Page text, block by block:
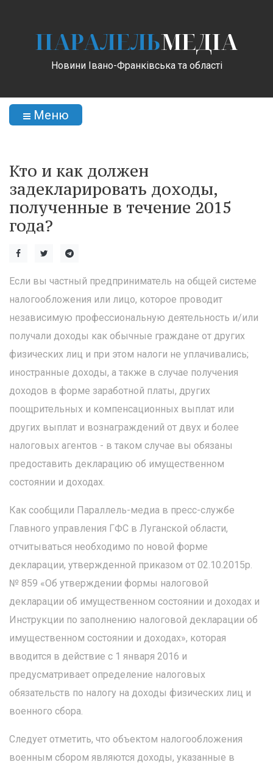
ПАРАЛЕЛЬМЕДІА
Новини Івано-Франківська та області
Меню
Кто и как должен
задекларировать доходы,
полученные в течение 2015
года?
Если вы частный предприниматель на общей системе
налогообложения или лицо, которое проводит
независимую профессиональную деятельность и/или
получали доходы как обычные граждане от других
физических лиц и при этом налоги не уплачивались;
иностранные доходы, а также в случае получения
доходов в форме заработной платы, других
поощрительных и компенсационных выплат или
других выплат и вознаграждений от двух и более
налоговых агентов - в таком случае вы обязаны
предоставить декларацию об имущественном
состоянии и доходах.
Как сообщили Параллель-медиа в пресс-службе
Главного управления ГФС в Луганской области,
отчитываться необходимо по новой форме
декларации, утвержденной приказом от 02.10.2015р.
№ 859 «Об утверждении формы налоговой
декларации об имущественном состоянии и доходах и
Инструкции по заполнению налоговой декларации об
имущественном состоянии и доходах», которая
вводится в действие с 1 января 2016 и
предусматривает определение налоговых
обязательств по налогу на доходы физических лиц и
военного сбора.
Следует отметить, что объектом налогообложения
военным сбором являются доходы, указанные в